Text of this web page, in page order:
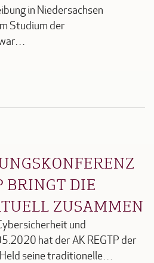
in Niedersachsen
Studium der
BRINGT DIE
ZUSAMMEN
und
hat der AK REGTP der
seine traditionelle…